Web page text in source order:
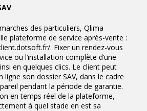
des particuliers, Qlima
plateforme de service après-vente :
. Fixer un rendez-vous
ou l’installation complète d’une
en quelques clics. Le client peut
ligne son dossier SAV, dans le cadre
pendant la période de garantie.
en temps réel de la plateforme,
à quel stade en est sa